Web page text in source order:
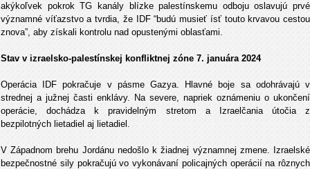
akýkoľvek pokrok TG kanály blízke palestínskemu odboju oslavujú prvé
významné víťazstvo a tvrdia, že IDF “budú musieť ísť touto krvavou cestou
znova”, aby získali kontrolu nad opustenými oblasťami.
Stav v izraelsko-palestínskej konfliktnej zóne 7. januára 2024
Operácia IDF pokračuje v pásme Gazya. Hlavné boje sa odohrávajú v
strednej a južnej časti enklávy. Na severe, napriek oznámeniu o ukončení
operácie, dochádza k pravidelným stretom a Izraelčania útočia z
bezpilotných lietadiel aj lietadiel.
V Západnom brehu Jordánu nedošlo k žiadnej významnej zmene. Izraelské
bezpečnostné sily pokračujú vo vykonávaní policajných operácií na rôznych